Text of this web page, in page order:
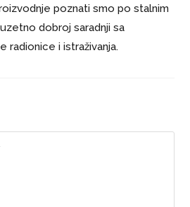
poznati smo po stalnim
dobroj saradnji sa
radionice i istraživanja.